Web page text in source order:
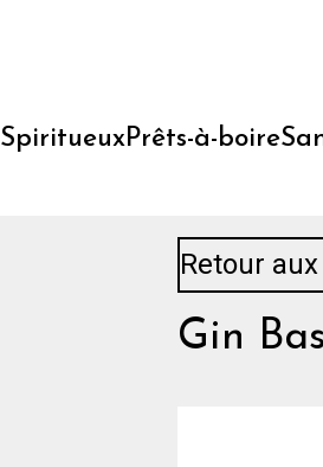
content
SpiritueuxPrêts-à-boire
Retour
Gin